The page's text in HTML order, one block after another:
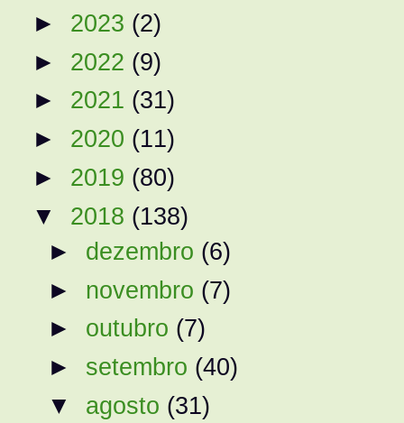
► 2023 (2)
► 2022 (9)
► 2021 (31)
► 2020 (11)
► 2019 (80)
▼ 2018 (138)
► dezembro (6)
► novembro (7)
► outubro (7)
► setembro (40)
▼ agosto (31)